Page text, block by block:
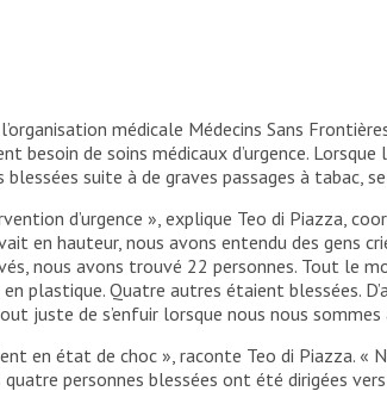
médicale Médecins Sans
besoin de soins médicaux d’urgence.
suite à de graves passages à tabac,
d’urgence », explique Teo di Piazza,
en hauteur, nous avons entendu des gens
nous avons trouvé 22 personnes. Tout le
plastique. Quatre autres étaient blessées.
juste de s’enfuir lorsque nous nous sommes
en état de choc », raconte Teo di Piazza. «
personnes blessées ont été dirigées